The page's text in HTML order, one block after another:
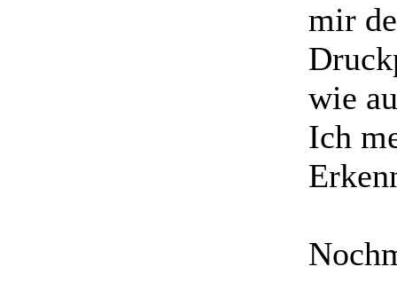
mir
wie
Ich